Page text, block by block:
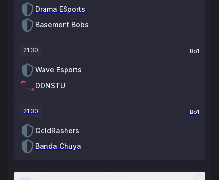
Drama ESports
Basement Bobs
21:30 Bo1
Wave Esports
DONSTU
21:30 Bo1
GoldRashers
Banda Chuya